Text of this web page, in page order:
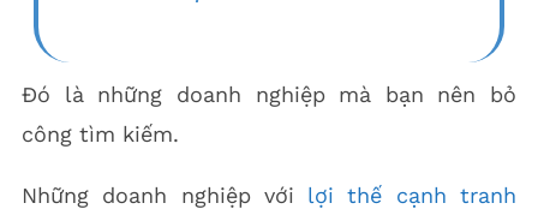
Đó là những doanh nghiệp mà bạn nên bỏ
công tìm kiếm.
Những doanh nghiệp với lợi thế cạnh tranh